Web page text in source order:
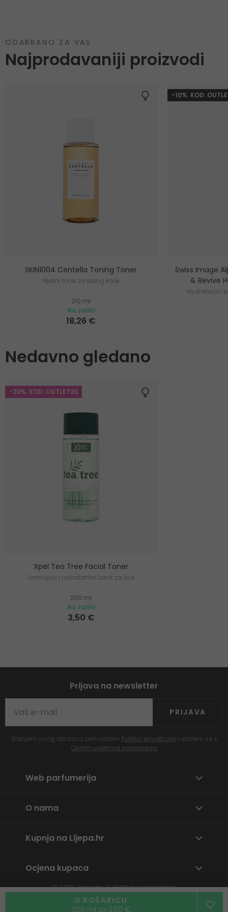
U KOŠARICU
200 ml za 3,50 €
ODABRANO ZA VAS
Najprodavaniji proizvodi
SKIN1004 Centella Toning Toner
Nježni tonik za piling kože
210 ml
Na zalihi
18,26 €
-10%. KOD:
Swiss Image
& Revive
Hydratační
Nedavno gledano
-20%. KOD: OUTLET20
Xpel Tea Tree Facial Toner
Umirujući i hidratantni tonik za lice
200 ml
Na zalihi
3,50 €
Prijava na newsletter
PRIJAVA
Slanjem ovog obrasca prihvaćam Politiku privatnosti i slažem se s
Općim uvjetima poslovanja
Web parfumerija
O nama
Kupnja na Lijepa.hr
Ocjena kupaca
© 2026Lijepa.hr
Politika o kolačićima
Prijavite neprikladan sadržaj
Bywpj.cz